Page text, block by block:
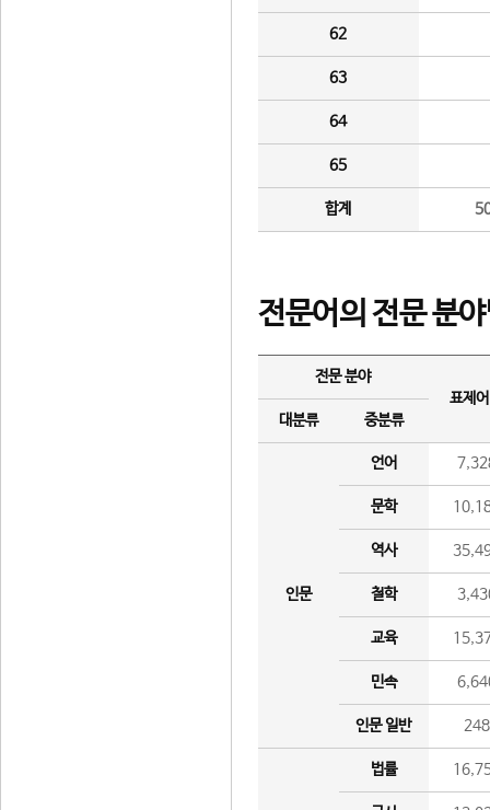
62
63
64
65
합계
전문어의 전문 분
전문 분야
표제
대분류
중분류
인문
언어
문학
역사
철학
교육
민속
인문 일반 248
법률